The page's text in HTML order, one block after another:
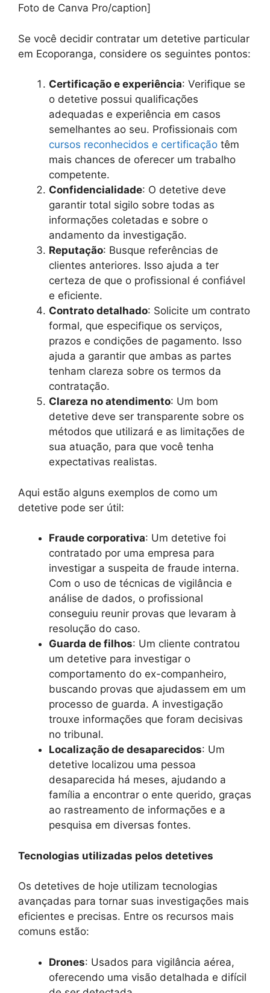
Foto de Canva Pro/caption]
Se você decidir contratar um detetive particular
em Ecoporanga, considere os seguintes pontos:
Certificação e experiência: Verifique se
o detetive possui qualificações
adequadas e experiência em casos
semelhantes ao seu. Profissionais com
cursos reconhecidos e certificação têm
mais chances de oferecer um trabalho
competente.
Confidencialidade: O detetive deve
garantir total sigilo sobre todas as
informações coletadas e sobre o
andamento da investigação.
Reputação: Busque referências de
clientes anteriores. Isso ajuda a ter
certeza de que o profissional é confiável
e eficiente.
Contrato detalhado: Solicite um contrato
formal, que especifique os serviços,
prazos e condições de pagamento. Isso
ajuda a garantir que ambas as partes
tenham clareza sobre os termos da
contratação.
Clareza no atendimento: Um bom
detetive deve ser transparente sobre os
métodos que utilizará e as limitações de
sua atuação, para que você tenha
expectativas realistas.
Aqui estão alguns exemplos de como um
detetive pode ser útil:
Fraude corporativa: Um detetive foi
contratado por uma empresa para
investigar a suspeita de fraude interna.
Com o uso de técnicas de vigilância e
análise de dados, o profissional
conseguiu reunir provas que levaram à
resolução do caso.
Guarda de filhos: Um cliente contratou
um detetive para investigar o
comportamento do ex-companheiro,
buscando provas que ajudassem em um
processo de guarda. A investigação
trouxe informações que foram decisivas
no tribunal.
Localização de desaparecidos: Um
detetive localizou uma pessoa
desaparecida há meses, ajudando a
família a encontrar o ente querido, graças
ao rastreamento de informações e a
pesquisa em diversas fontes.
Tecnologias utilizadas pelos detetives
Os detetives de hoje utilizam tecnologias
avançadas para tornar suas investigações mais
eficientes e precisas. Entre os recursos mais
comuns estão:
Drones: Usados para vigilância aérea,
oferecendo uma visão detalhada e difícil